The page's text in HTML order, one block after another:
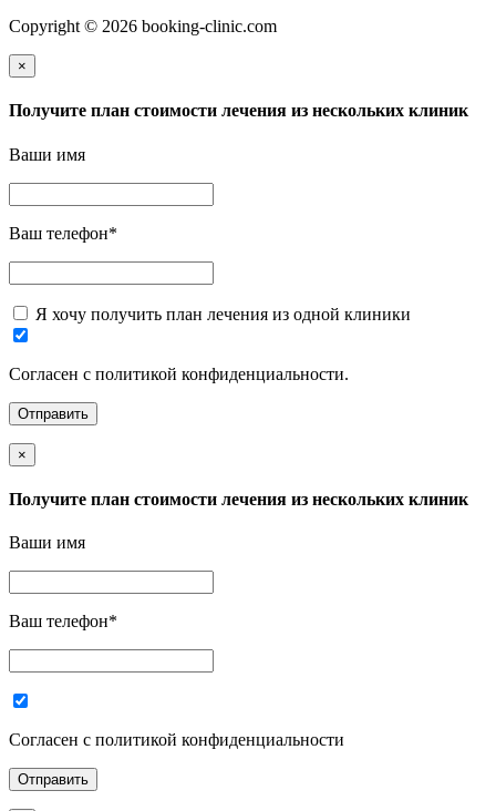
Copyright © 2026 booking-clinic.com
×
Получите план стоимости лечения из нескольких клиник
Ваши имя
Ваш телефон*
Я хочу получить план лечения из одной клиники
Согласен с политикой конфиденциальности.
×
Получите план стоимости лечения из нескольких клиник
Ваши имя
Ваш телефон*
Согласен с политикой конфиденциальности